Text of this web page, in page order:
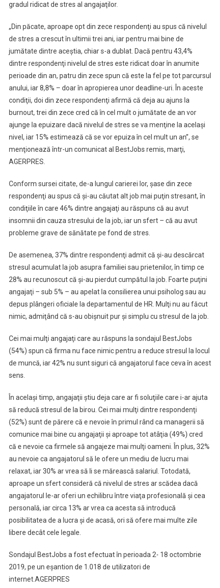
gradul ridicat de stres al angajaţilor.
„Din păcate, aproape opt din zece respondenţi au spus că nivelul
de stres a crescut în ultimii trei ani, iar pentru mai bine de
jumătate dintre aceştia, chiar s-a dublat. Dacă pentru 43,4%
dintre respondenţi nivelul de stres este ridicat doar în anumite
perioade din an, patru din zece spun că este la fel pe tot parcursul
anului, iar 8,8% – doar în apropierea unor deadline-uri. În aceste
condiţii, doi din zece respondenţi afirmă că deja au ajuns la
burnout, trei din zece cred că în cel mult o jumătate de an vor
ajunge la epuizare dacă nivelul de stres se va menţine la acelaşi
nivel, iar 15% estimează că se vor epuiza în cel mult un an”, se
menţionează într-un comunicat al BestJobs remis, marţi,
AGERPRES.
Conform sursei citate, de-a lungul carierei lor, şase din zece
respondenţi au spus că şi-au căutat alt job mai puţin stresant, în
condiţiile în care 46% dintre angajaţi au răspuns că au avut
insomnii din cauza stresului de la job, iar un sfert – că au avut
probleme grave de sănătate pe fond de stres.
De asemenea, 37% dintre respondenţi admit că şi-au descărcat
stresul acumulat la job asupra familiei sau prietenilor, în timp ce
28% au recunoscut că şi-au pierdut cumpătul la job. Foarte puţini
angajaţi – sub 5% – au apelat la consilierea unui psiholog sau au
depus plângeri oficiale la departamentul de HR. Mulţi nu au făcut
nimic, admiţând că s-au obişnuit pur şi simplu cu stresul de la job.
Cei mai mulţi angajaţi care au răspuns la sondajul BestJobs
(54%) spun că firma nu face nimic pentru a reduce stresul la locul
de muncă, iar 42% nu sunt siguri că angajatorul face ceva în acest
sens.
În acelaşi timp, angajaţii ştiu deja care ar fi soluţiile care i-ar ajuta
să reducă stresul de la birou. Cei mai mulţi dintre respondenţi
(52%) sunt de părere că e nevoie în primul rând ca managerii să
comunice mai bine cu angajaţii şi aproape tot atâţia (49%) cred
că e nevoie ca firmele să angajeze mai mulţi oameni. În plus, 32%
au nevoie ca angajatorul să le ofere un mediu de lucru mai
relaxat, iar 30% ar vrea să li se mărească salariul. Totodată,
aproape un sfert consideră că nivelul de stres ar scădea dacă
angajatorul le-ar oferi un echilibru între viaţa profesională şi cea
personală, iar circa 13% ar vrea ca acesta să introducă
posibilitatea de a lucra şi de acasă, ori să ofere mai multe zile
libere decât cele legale.
Sondajul BestJobs a fost efectuat în perioada 2- 18 octombrie
2019, pe un eşantion de 1.018 de utilizatori de
internet.AGERPRES